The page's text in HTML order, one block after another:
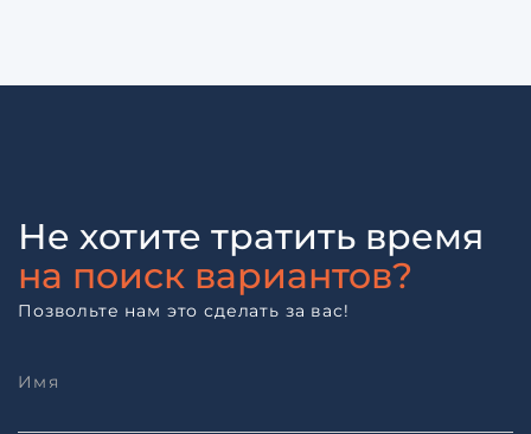
Не хотите тратить время
на поиск вариантов?
Позвольте нам это сделать за вас!